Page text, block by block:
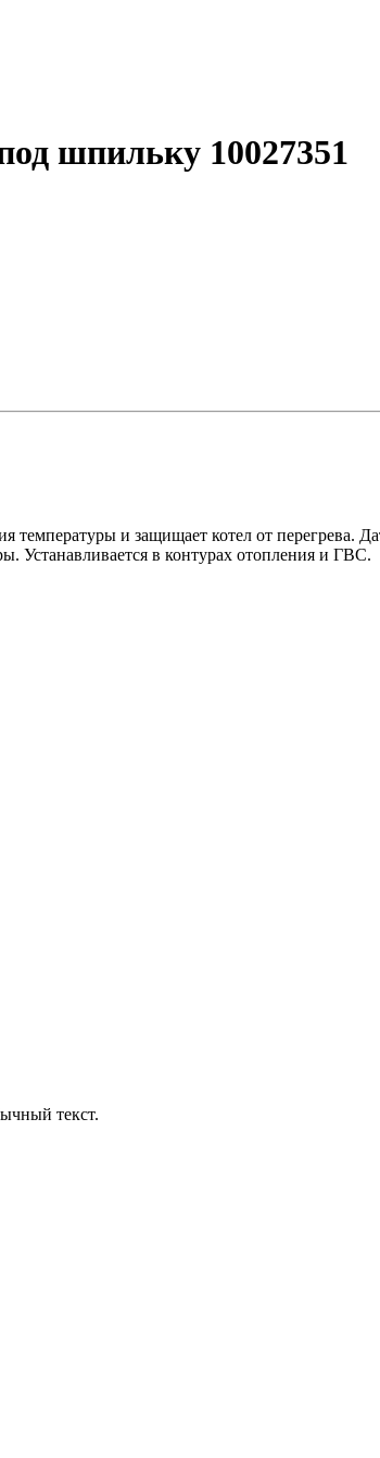
шпильку 10027351
температуры и защищает котел от перегрева.
Устанавливается в контурах отопления и ГВС.
текст.